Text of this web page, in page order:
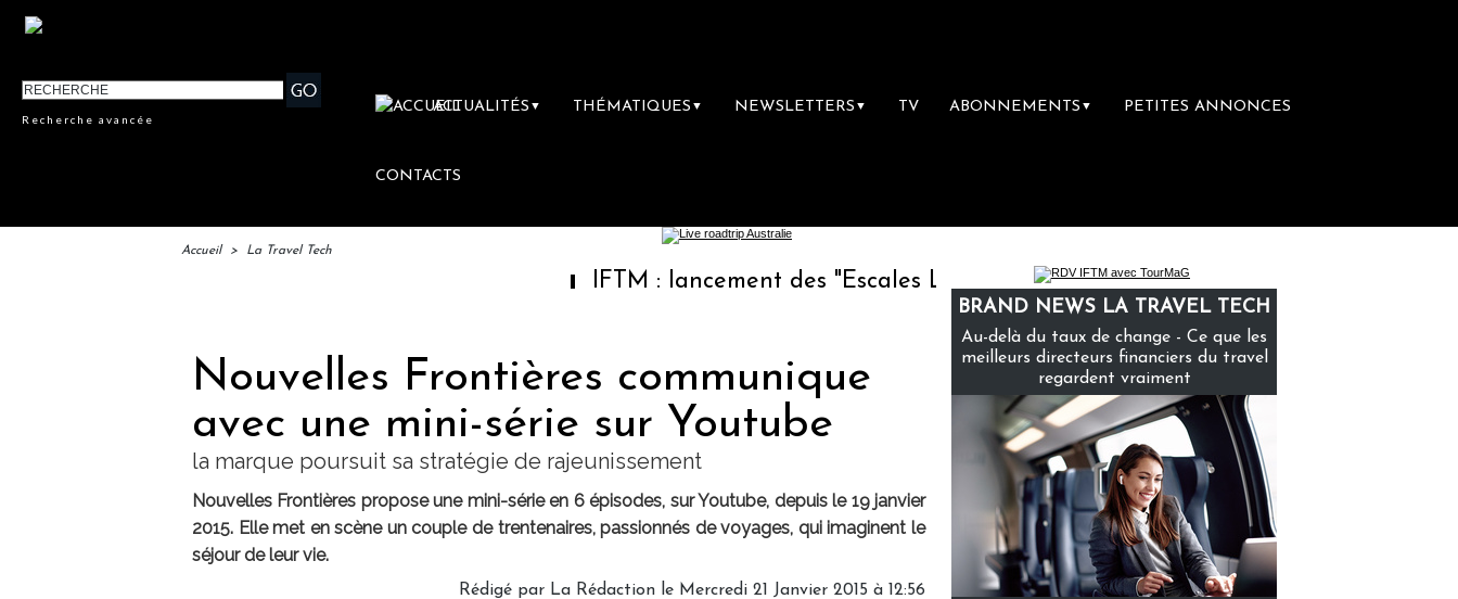
Recherche avancée
ACTUALITÉS ▼ THÉMATIQUES ▼ NEWSLETTERS ▼ TV ABONNEMENTS ▼ PETITES ANNONCES
CONTACTS
Accueil > La Travel Tech
IFTM : lancement des "Escales Littéraires", la première librairie du voyage
Nouvelles Frontières communique
avec une mini-série sur Youtube
la marque poursuit sa stratégie de rajeunissement
Nouvelles Frontières propose une mini-série en 6 épisodes, sur Youtube, depuis le 19 janvier
2015. Elle met en scène un couple de trentenaires, passionnés de voyages, qui imaginent le
séjour de leur vie.
Rédigé par La Rédaction le Mercredi 21 Janvier 2015 à 12:56
BRAND NEWS LA TRAVEL TECH
Au-delà du taux de change - Ce que les
meilleurs directeurs financiers du travel
regardent vraiment